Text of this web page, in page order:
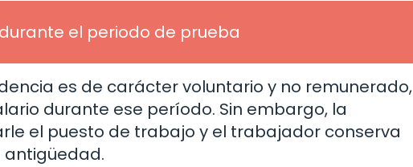
el periodo de prueba
es de carácter voluntario y no remunerado,
durante ese período. Sin embargo, la
el puesto de trabajo y el trabajador conserva
antigüedad.